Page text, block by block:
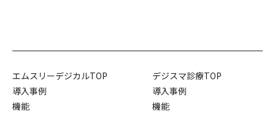
エムスリーデジカルTOP
導入事例
機能
デジスマ診療TOP
導入事例
機能